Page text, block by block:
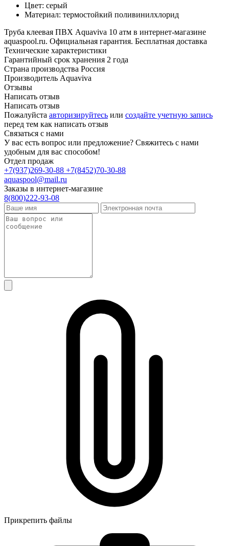
Цвет: серый
Материал: термостойкий поливинилхлорид
Труба клеевая ПВХ Aquaviva 10 атм в интернет-магазине
aquaspool.ru. Официальная гарантия. Бесплатная доставка
Технические характеристики
Гарантийный срок хранения 2 года
Страна производства Россия
Производитель Aquaviva
Отзывы
Написать отзыв
Написать отзыв
Пожалуйста авторизируйтесь или создайте учетную запись
перед тем как написать отзыв
Связаться с нами
У вас есть вопрос или предложение? Свяжитесь с нами
удобным для вас способом!
Отдел продаж
+7(937)269-30-88 +7(8452)70-30-88
aquaspool@mail.ru
Заказы в интернет-магазине
8(800)222-93-08
Прикрепить файлы